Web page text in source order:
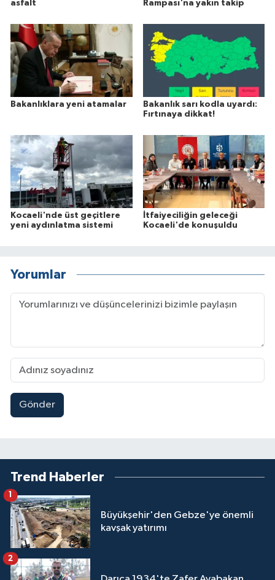
asfalt Rampası'na yakın takip
Bakanlıklara yeni atamalar
Bakanlık sarı kodla uyardı:
Fırtınaya dikkat!
Kocaeli'nde üst geçitlere
yeni aydınlatma sistemi
İtfaiyeciliğin geleceği
Kocaeli'de konuşuldu
Yorumlar
Gönder
Trend Haberler
Büyükşehir'den Gebze'ye önemli
kavşak yatırımı
1
2